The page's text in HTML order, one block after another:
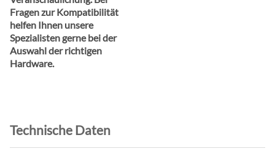
Fragen zur Kompatibilität
helfen Ihnen unsere
Spezialisten gerne bei der
Auswahl der richtigen
Hardware.
Technische Daten